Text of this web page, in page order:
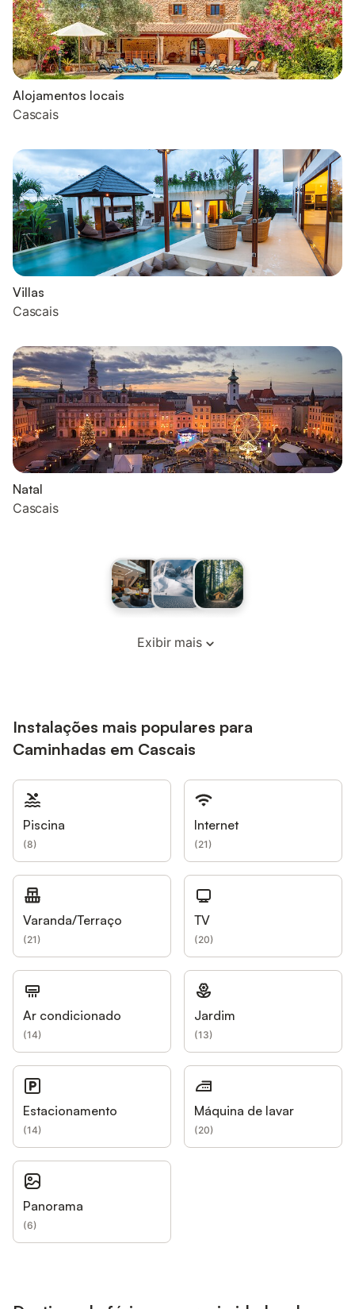
Alojamentos locais
Cascais
Villas
Cascais
Natal
Cascais
Exibir mais
Instalações mais populares para
Caminhadas em Cascais
Piscina
(8)
Internet
(21)
Varanda/Terraço
(21)
TV
(20)
Ar condicionado
(14)
Jardim
(13)
Estacionamento
(14)
Máquina de lavar
(20)
Panorama
(6)